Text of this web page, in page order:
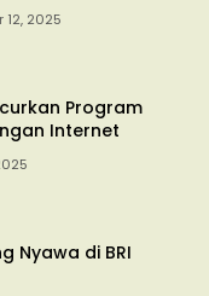
12, 2025
Program
Internet
Nyawa di BRI